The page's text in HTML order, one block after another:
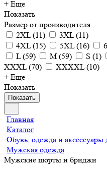
+ Еще
Показать
Размер от производителя
2XL(11) 3XL(11)
4XL(15) 5XL(16)
L(59) M (59) S (1)
XXXL(70) XXXXL(10)
+ Еще
Показать
Показать
Главная
Каталог
Обувь, одежда и
Мужская одежда
Мужские шорты и бриджи